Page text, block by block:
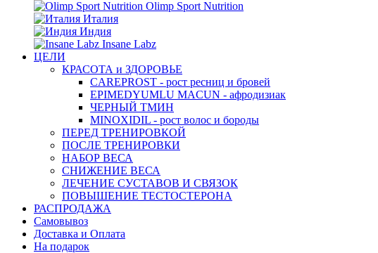
Olimp Sport Nutrition
Италия
Индия
Insane Labz
ЦЕЛИ
КРАСОТА и ЗДОРОВЬЕ
CAREPROST - рост ресниц и бровей
EPIMEDYUMLU MACUN - афродизиак
ЧЕРНЫЙ ТМИН
MINOXIDIL - рост волос и бороды
ПЕРЕД ТРЕНИРОВКОЙ
ПОСЛЕ ТРЕНИРОВКИ
НАБОР ВЕСА
СНИЖЕНИЕ ВЕСА
ЛЕЧЕНИЕ СУСТАВОВ И СВЯЗОК
ПОВЫШЕНИЕ ТЕСТОСТЕРОНА
РАСПРОДАЖА
Самовывоз
Доставка и Оплата
На подарок